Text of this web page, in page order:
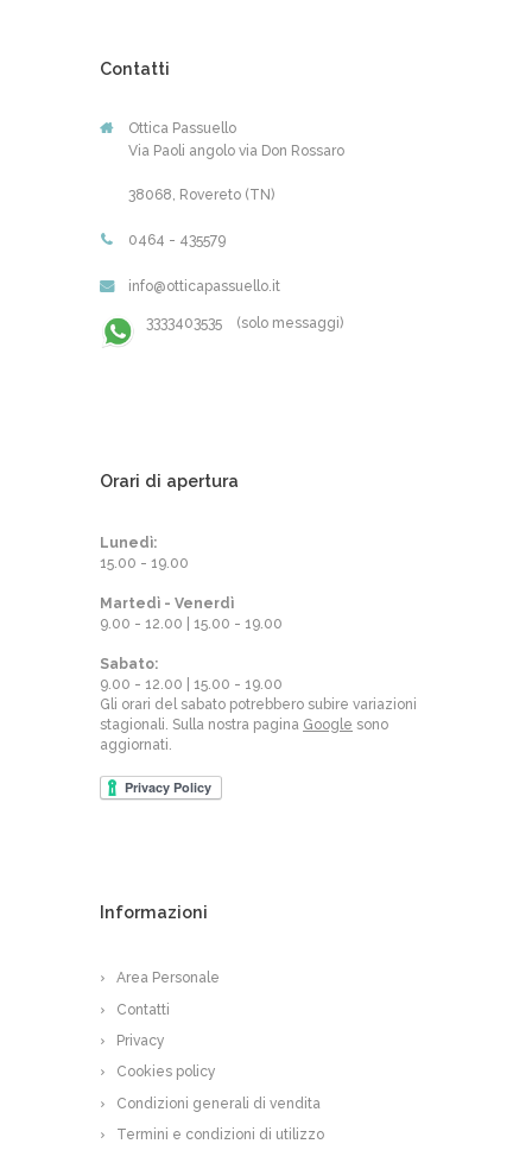
Contatti
Ottica Passuello
Via Paoli angolo via Don Rossaro
38068, Rovereto (TN)
0464 - 435579
info@otticapassuello.it
3333403535 (solo messaggi)
Orari di apertura
Lunedì:
15.00 - 19.00
Martedì - Venerdì
9.00 - 12.00 | 15.00 - 19.00
Sabato:
9.00 - 12.00 | 15.00 - 19.00
Gli orari del sabato potrebbero subire variazioni
stagionali. Sulla nostra pagina Google sono
aggiornati.
Informazioni
Area Personale
Contatti
Privacy
Cookies policy
Condizioni generali di vendita
Termini e condizioni di utilizzo